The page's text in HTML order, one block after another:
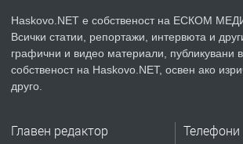
ПРЕДЛАГА
Продавам парцел в
Haskovo.NET е собственост на ЕСКОМ
Всички статии, репортажи, интервюта и
графични и видео материали, публикувани
собственост на Haskovo.NET, освен ако
друго.
Главен редактор Телефони